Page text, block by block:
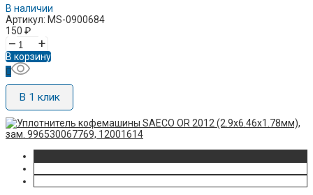
В наличии
Артикул: MS-0900684
150 ₽
– +
В корзину
В 1 клик